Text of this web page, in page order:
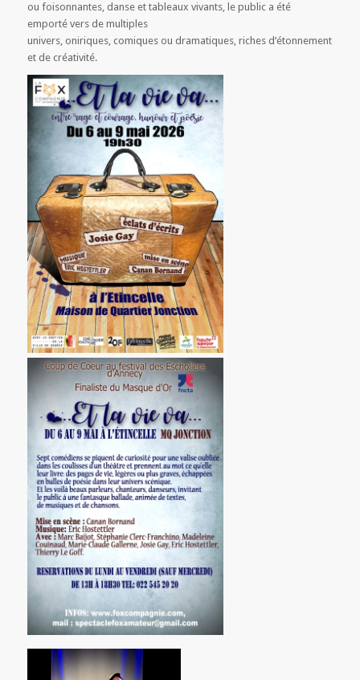
ou foisonnantes, danse et tableaux vivants, le public a été
emporté vers de multiples
univers, oniriques, comiques ou dramatiques, riches d’étonnement
et de créativité.